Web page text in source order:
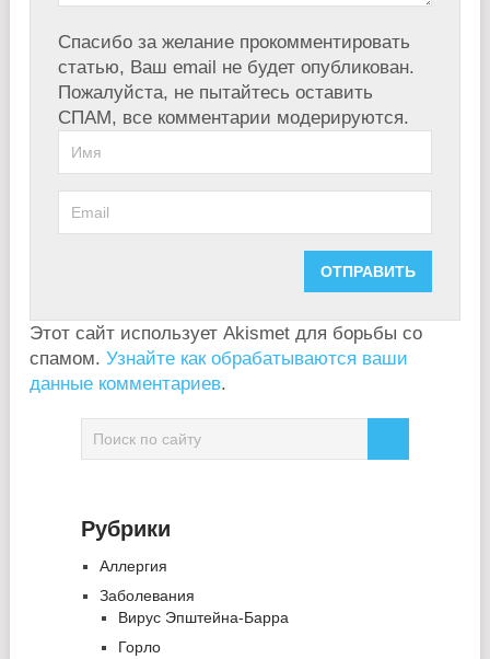
Спасибо за желание прокомментировать
статью, Ваш email не будет опубликован.
Пожалуйста, не пытайтесь оставить
СПАМ, все комментарии модерируются.
Этот сайт использует Akismet для борьбы со
спамом. Узнайте как обрабатываются ваши
данные комментариев.
Рубрики
Аллергия
Заболевания
Вирус Эпштейна-Барра
Горло